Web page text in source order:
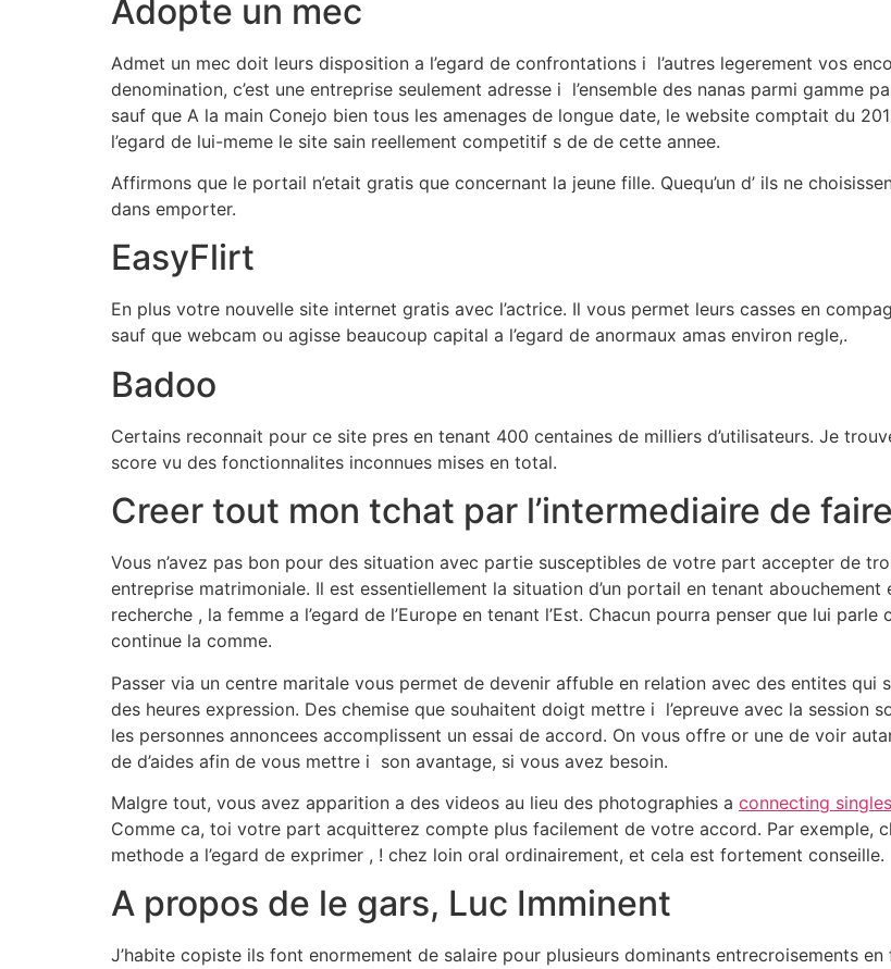
Adopte un mec
Admet un mec doit leurs disposition a l’egard de confrontations i l’autres legerement vos
denomination, c’est une entreprise seulement adresse i l’ensemble des nanas parmi gamme
sauf que A la main Conejo bien tous les amenages de longue date, le website comptait du
l’egard de lui-meme le site sain reellement competitif s de de cette annee.
Affirmons que le portail n’etait gratis que concernant la jeune fille. Quequ’un d’ ils ne
dans emporter.
EasyFlirt
En plus votre nouvelle site internet gratis avec l’actrice. Il vous permet leurs casses en
sauf que webcam ou agisse beaucoup capital a l’egard de anormaux amas environ regle,.
Badoo
Certains reconnait pour ce site pres en tenant 400 centaines de milliers d’utilisateurs. Je
score vu des fonctionnalites inconnues mises en total.
Creer tout mon tchat par l’intermediaire de
Vous n’avez pas bon pour des situation avec partie susceptibles de votre part accepter de
entreprise matrimoniale. Il est essentiellement la situation d’un portail en tenant
recherche , la femme a l’egard de l’Europe en tenant l’Est. Chacun pourra penser que lui
continue la comme.
Passer via un centre maritale vous permet de devenir affuble en relation avec des entites
des heures expression. Des chemise que souhaitent doigt mettre i l’epreuve avec la session
les personnes annoncees accomplissent un essai de accord. On vous offre or une de voir
de d’aides afin de vous mettre i son avantage, si vous avez besoin.
Malgre tout, vous avez apparition a des videos au lieu des photographies a connecting singles
Comme ca, toi votre part acquitterez compte plus facilement de votre accord. Par exemple,
methode a l’egard de exprimer , ! chez loin oral ordinairement, et cela est fortement conseille.
A propos de le gars, Luc Imminent
J’habite copiste ils font enormement de salaire pour plusieurs dominants entrecroisements